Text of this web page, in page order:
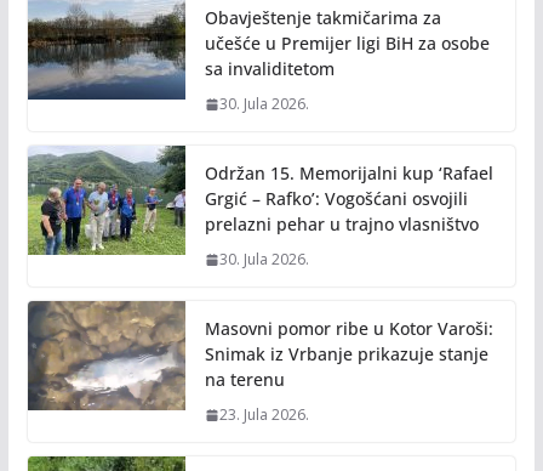
Obavještenje takmičarima za
učešće u Premijer ligi BiH za osobe
sa invaliditetom
30. Jula 2026.
Održan 15. Memorijalni kup ‘Rafael
Grgić – Rafko’: Vogošćani osvojili
prelazni pehar u trajno vlasništvo
30. Jula 2026.
Masovni pomor ribe u Kotor Varoši:
Snimak iz Vrbanje prikazuje stanje
na terenu
23. Jula 2026.